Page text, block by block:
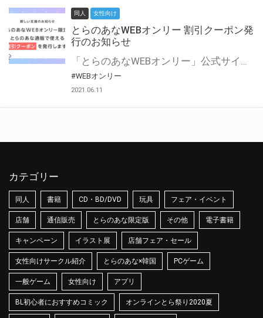
同人 女性向け
とらのあなWEBオンリー 割引クーポン発
行のお知らせ
「とらのあなWEBオンリー」公式サイトでとらのあな通販の「割引クーポン」を配布中！ イベントごとに開催当日限定で使える割引クーポンのシリアルコードを発行します。 とらのあなWEBオンリーのページをチェックして、イベント当日にお得にお買い物を楽しみましょう♪ ※本キャンペーンは予告なく終了する場合がございます。 とらのあなWEBオンリーサイトはこちら
#WEBオンリー
2021.06.11
カテゴリー
同人 書籍 CD・BD/DVD 玩具 フェア・イベント
店舗 通信販売 とらのあな限定版 その他 電子書籍
キャンペーン イラスト展 店舗フェア・セール
女性向けサークル紹介 とらのあな×韓国 PCゲーム
一般ゲーム 女性向け アプリ
BL初心者におすすめコミック オンラインとら祭り2020夏